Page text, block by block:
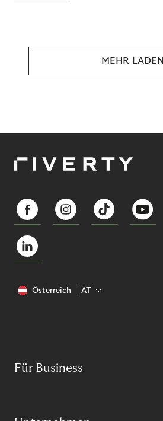
MEHR LADEN
Österreich AT
Für Business